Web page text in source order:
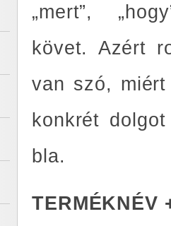
„mert”,
követ. Azért
van szó,
konkrét
bla.
TERMÉKNÉV